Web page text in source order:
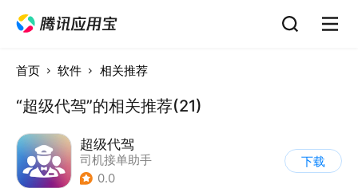
首页 软件 相关推荐
“超级代驾”的相关推荐(21)
超级代驾
司机接单助手
0.0
下载